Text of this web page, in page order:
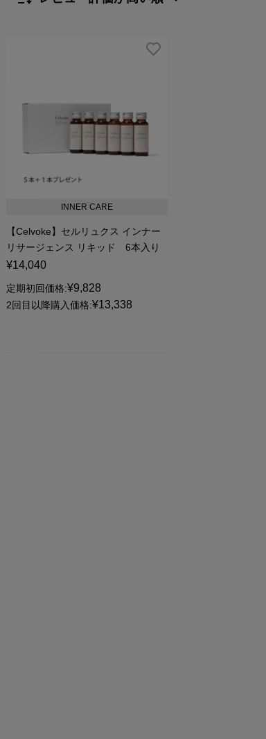
レビューが多い順
INNER CARE
【Celvoke】セルリュクス インナー
リサージェンス リキッド 6本入り
¥14,040
定期初回価格:¥9,828
2回目以降購入価格:¥13,338